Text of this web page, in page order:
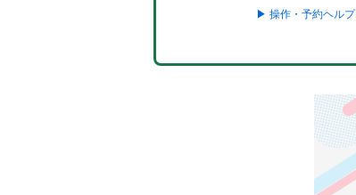
▶ 操作・予約ヘルプ